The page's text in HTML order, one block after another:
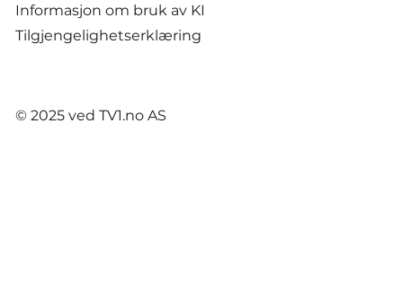
Informasjon om bruk av KI
Tilgjengelighetserklæring
© 2025 ved TV1.no AS